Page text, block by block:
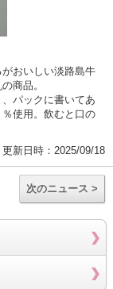
おいしい淡路島牛
商品。
パックに書いてあ
使用。飲むと口の
更新日時：2025/09/18
次のニュース >